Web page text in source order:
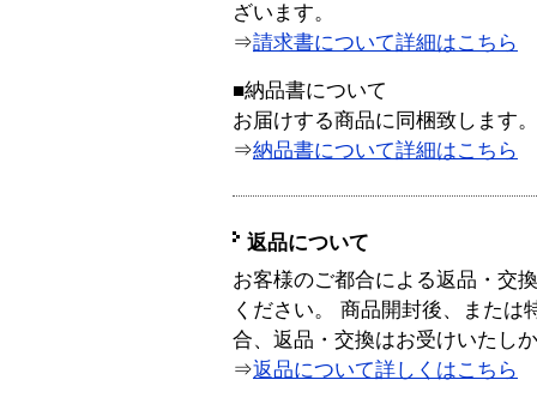
ざいます。
⇒請求書について詳細はこちら
■納品書について
お届けする商品に同梱致します。
⇒納品書について詳細はこちら
返品について
お客様のご都合による返品・交
ください。 商品開封後、または
合、返品・交換はお受けいたし
⇒返品について詳しくはこちら